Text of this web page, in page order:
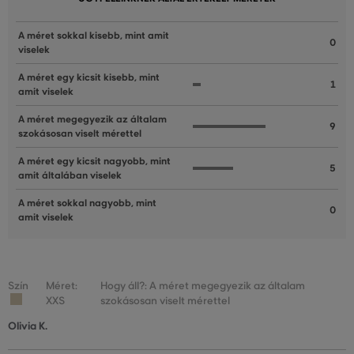
A méret sokkal kisebb, mint amit
viselek
0
A méret egy kicsit kisebb, mint
amit viselek
1
A méret megegyezik az általam
szokásosan viselt mérettel
9
A méret egy kicsit nagyobb, mint
amit általában viselek
5
A méret sokkal nagyobb, mint
amit viselek
0
Szín
Méret:
XXS
Hogy áll?: A méret megegyezik az általam
szokásosan viselt mérettel
Olivia K.